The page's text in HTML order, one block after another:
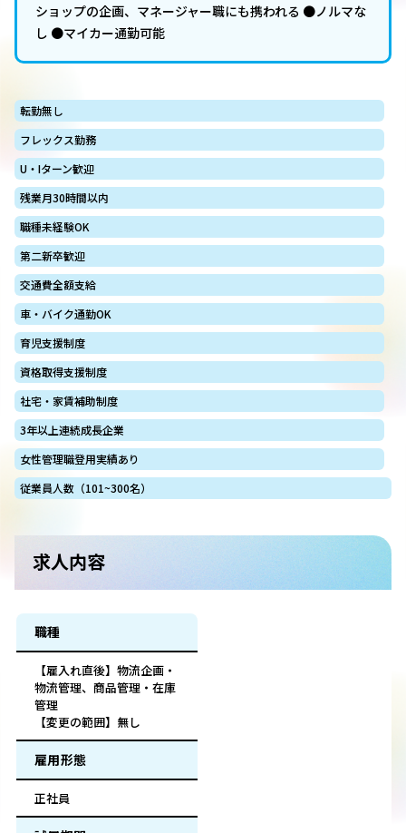
ショップの企画、マネージャー職にも携われる ●ノルマな
し ●マイカー通勤可能
転勤無し
フレックス勤務
U・Iターン歓迎
残業月30時間以内
職種未経験OK
第二新卒歓迎
交通費全額支給
車・バイク通勤OK
育児支援制度
資格取得支援制度
社宅・家賃補助制度
3年以上連続成長企業
女性管理職登用実績あり
従業員人数（101~300名）
求人内容
職種
【雇入れ直後】物流企画・
物流管理、商品管理・在庫
管理
【変更の範囲】無し
雇用形態
正社員